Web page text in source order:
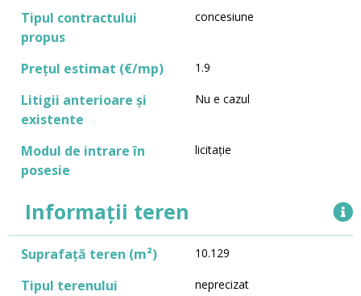
Tipul contractului
propus
concesiune
Prețul estimat (€/mp) 1.9
Litigii anterioare și
existente
Nu e cazul
Modul de intrare în
posesie
licitație
Informații teren
Suprafață teren (m²) 10.129
Tipul terenului neprecizat